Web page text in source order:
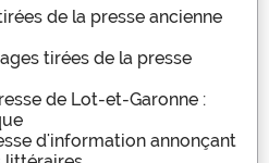
de la presse ancienne
tirées de la presse
de Lot-et-Garonne :
d'information annonçant